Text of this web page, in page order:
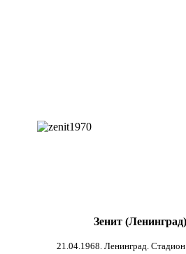
Зенит (Ленинград)
21.04.1968. Ленинград.